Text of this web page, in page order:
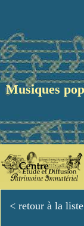
Musiques
< retour à la